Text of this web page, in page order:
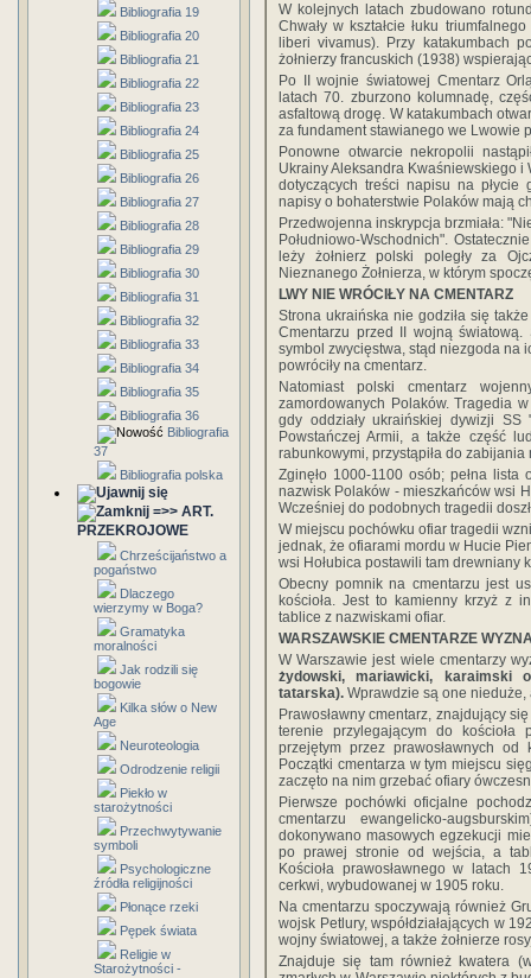
Bibliografia 19
Bibliografia 20
Bibliografia 21
Bibliografia 22
Bibliografia 23
Bibliografia 24
Bibliografia 25
Bibliografia 26
Bibliografia 27
Bibliografia 28
Bibliografia 29
Bibliografia 30
Bibliografia 31
Bibliografia 32
Bibliografia 33
Bibliografia 34
Bibliografia 35
Bibliografia 36
Bibliografia
37
Bibliografia polska
=>> ART.
PRZEKROJOWE
Chrześcijaństwo a
pogaństwo
Dlaczego
wierzymy w Boga?
Gramatyka
moralności
Jak rodzili się
bogowie
Kilka słów o New
Age
Neuroteologia
Odrodzenie religii
Piekło w
starożytności
Przechwytywanie
symboli
Psychologiczne
źródła religijności
Płonące rzeki
Pępek świata
Religie w
Starożytności -
W kolejnych latach zbudowano
Chwały w kształcie łuku
liberi vivamus). Przy katakumbach
żołnierzy francuskich (1938)
Po II wojnie światowej Cmentarz
latach 70. zburzono kolumnadę,
asfaltową drogę. W katakumbach
za fundament stawianego we Lwowie
Ponowne otwarcie nekropolii
Ukrainy Aleksandra Kwaśniewskiego i
dotyczących treści napisu na płycie
napisy o bohaterstwie Polaków mają
Przedwojenna inskrypcja brzmiała:
Południowo-Wschodnich".
leży żołnierz polski poległy za
Nieznanego Żołnierza, w którym
LWY NIE WRÓCIŁY NA CMENTARZ
Strona ukraińska nie godziła się
Cmentarzu przed II wojną
symbol zwycięstwa, stąd niezgoda na
powróciły na cmentarz.
Natomiast polski cmentarz
zamordowanych Polaków. Tragedia
gdy oddziały ukraińskiej dywizji
Powstańczej Armii, a także część
rabunkowymi, przystąpiła do
Zginęło 1000-1100 osób; pełna
nazwisk Polaków - mieszkańców wsi
Wcześniej do podobnych tragedii
W miejscu pochówku ofiar tragedii
jednak, że ofiarami mordu w Hucie
wsi Hołubica postawili tam drewniany
Obecny pomnik na cmentarzu jest
kościoła. Jest to kamienny krzyż z
tablice z nazwiskami ofiar.
WARSZAWSKIE CMENTARZE
W Warszawie jest wiele cmentarzy
żydowski, mariawicki, karaimski
tatarska). Wprawdzie są one
Prawosławny cmentarz, znajdujący
terenie przylegającym do kościoła
przejętym przez prawosławnych
Początki cmentarza w tym miejscu
zaczęto na nim grzebać ofiary
Pierwsze pochówki oficjalne
cmentarzu ewangelicko-
dokonywano masowych egzekucji
po prawej stronie od wejścia, a
Kościoła prawosławnego w latach
cerkwi, wybudowanej w 1905 roku.
Na cmentarzu spoczywają również
wojsk Petlury, współdziałających w
wojny światowej, a także żołnierze
Znajduje się tam również kwatera